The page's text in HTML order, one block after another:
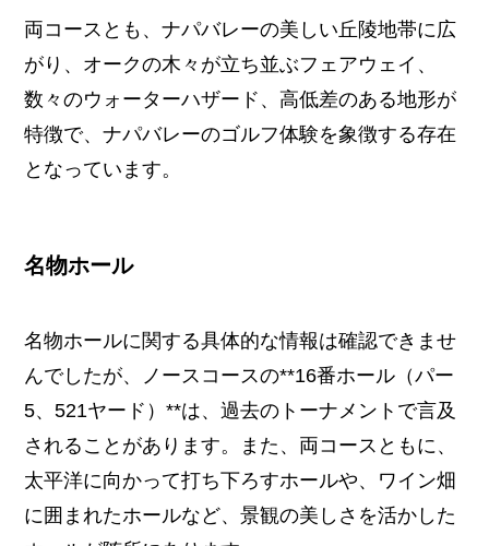
両コースとも、ナパバレーの美しい丘陵地帯に広
がり、オークの木々が立ち並ぶフェアウェイ、
数々のウォーターハザード、高低差のある地形が
特徴で、ナパバレーのゴルフ体験を象徴する存在
となっています。
名物ホール
名物ホールに関する具体的な情報は確認できませ
んでしたが、ノースコースの**16番ホール（パー
5、521ヤード）**は、過去のトーナメントで言及
されることがあります。また、両コースともに、
太平洋に向かって打ち下ろすホールや、ワイン畑
に囲まれたホールなど、景観の美しさを活かした